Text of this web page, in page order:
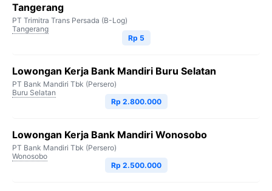
Tangerang
PT Trimitra Trans Persada (B-Log)
Tangerang
Rp 5
Lowongan Kerja Bank Mandiri Buru Selatan
PT Bank Mandiri Tbk (Persero)
Buru Selatan
Rp 2.800.000
Lowongan Kerja Bank Mandiri Wonosobo
PT Bank Mandiri Tbk (Persero)
Wonosobo
Rp 2.500.000